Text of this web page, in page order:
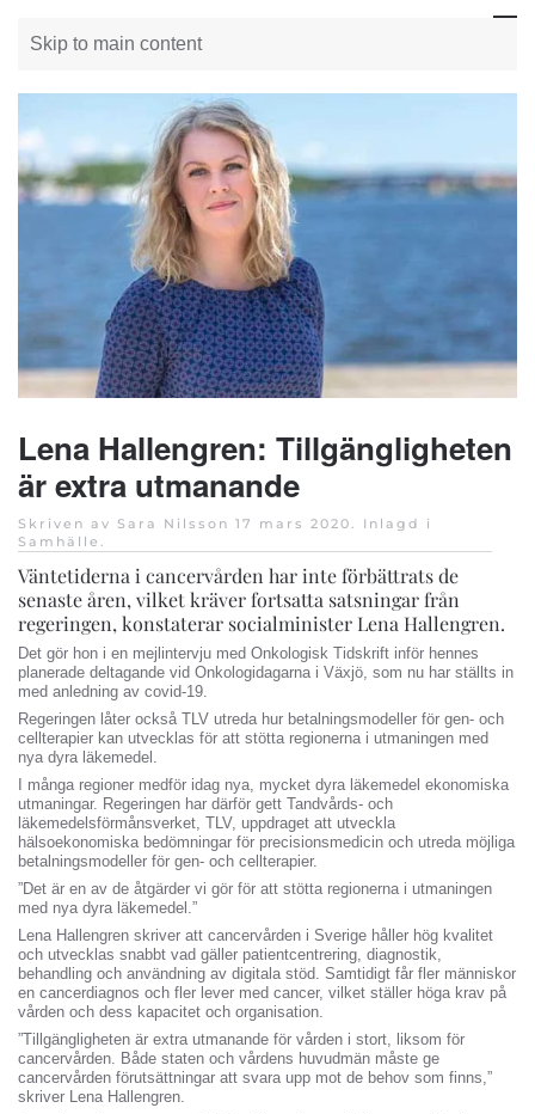
Skip to main content
Lena Hallengren: Tillgängligheten
är extra utmanande
Skriven av Sara Nilsson 17 mars 2020. Inlagd i
Samhälle .
Väntetiderna i cancervården har inte förbättrats de
senaste åren, vilket kräver fortsatta satsningar från
regeringen, konstaterar socialminister Lena Hallengren.
Det gör hon i en mejlintervju med Onkologisk Tidskrift inför hennes
planerade deltagande vid Onkologidagarna i Växjö, som nu har ställts in
med anledning av covid-19.
Regeringen låter också TLV utreda hur betalningsmodeller för gen- och
cellterapier kan utvecklas för att stötta regionerna i utmaningen med
nya dyra läkemedel.
I många regioner medför idag nya, mycket dyra läkemedel ekonomiska
utmaningar. Regeringen har därför gett Tandvårds- och
läkemedelsförmånsverket, TLV, uppdraget att utveckla
hälsoekonomiska bedömningar för precisionsmedicin och utreda möjliga
betalningsmodeller för gen- och cellterapier.
”Det är en av de åtgärder vi gör för att stötta regionerna i utmaningen
med nya dyra läkemedel.”
Lena Hallengren skriver att cancervården i Sverige håller hög kvalitet
och utvecklas snabbt vad gäller patientcentrering, diagnostik,
behandling och användning av digitala stöd. Samtidigt får fler människor
en cancerdiagnos och fler lever med cancer, vilket ställer höga krav på
vården och dess kapacitet och organisation.
”Tillgängligheten är extra utmanande för vården i stort, liksom för
cancervården. Både staten och vårdens huvudmän måste ge
cancervården förutsättningar att svara upp mot de behov som finns,”
skriver Lena Hallengren.